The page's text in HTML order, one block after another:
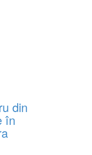
din
în